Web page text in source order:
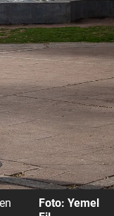
Foto: Yemel